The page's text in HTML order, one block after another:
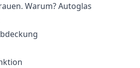
Warum? Autoglas